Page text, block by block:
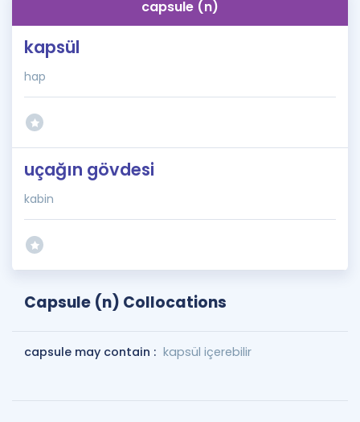
İngilizce Gramer
capsule (n)
kapsül
hap
uçağın gövdesi
kabin
Capsule (n) Collocations
capsule may contain : kapsül içerebilir